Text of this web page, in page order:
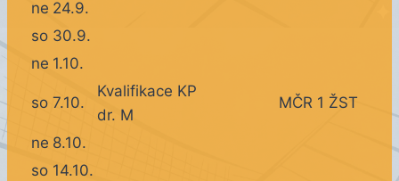
ne 24.9.
so 30.9.
ne 1.10.
so 7.10.
Kvalifikace KP
dr. M
MČR 1 ŽST
ne 8.10.
so 14.10.